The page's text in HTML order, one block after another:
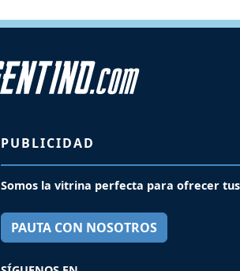
PUBLICIDAD
Somos la vitrina perfecta para ofrecer
PAUTA CON NOSOTROS